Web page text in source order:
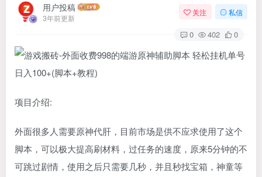
用户投稿
3年前更新
关注 私信
0 402 0
项目介绍:
外面很多人需要原神代肝，目前市场是供不应求使用了这个
脚本，可以极大提高刷材料，过任务的速度，原来5分钟的不
可跳过剧情，使用之后只需要几秒，并且秒找宝箱，神童等